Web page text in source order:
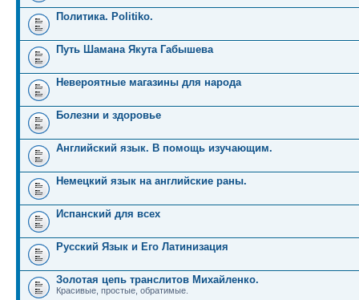
Политика. Politiko.
Путь Шамана Якута Габышева
Невероятные магазины для народа
Болезни и здоровье
Английский язык. В помощь изучающим.
Немецкий язык на английские раны.
Испанский для всех
Русский Язык и Его Латинизация
Золотая цепь транслитов Михайленко.
Красивые, простые, обратимые.